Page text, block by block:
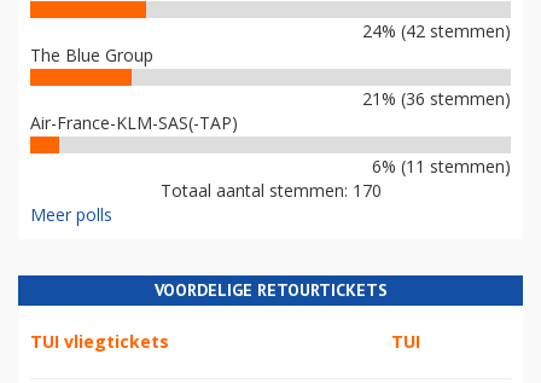
24% (42 stemmen)
The Blue Group
21% (36 stemmen)
Air-France-KLM-SAS(-TAP)
6% (11 stemmen)
Totaal aantal stemmen: 170
Meer polls
VOORDELIGE RETOURTICKETS
TUI vliegtickets TUI